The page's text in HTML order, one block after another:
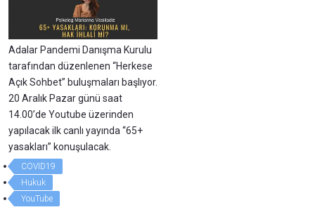
Adalar Pandemi Danışma Kurulu
tarafından düzenlenen “Herkese
Açık Sohbet” buluşmaları başlıyor.
20 Aralık Pazar günü saat
14.00’de Youtube üzerinden
yapılacak ilk canlı yayında “65+
yasakları” konuşulacak.
COVID19
Hukuk
YouTube